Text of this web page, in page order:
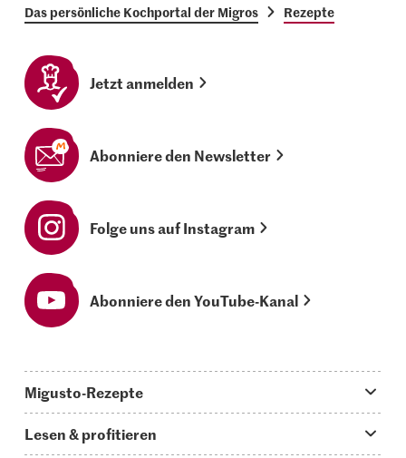
Das persönliche Kochportal der Migros Rezepte
Jetzt anmelden
Abonniere den Newsletter
Folge uns auf Instagram
Abonniere den YouTube-Kanal
Migusto-Rezepte
Lesen & profitieren